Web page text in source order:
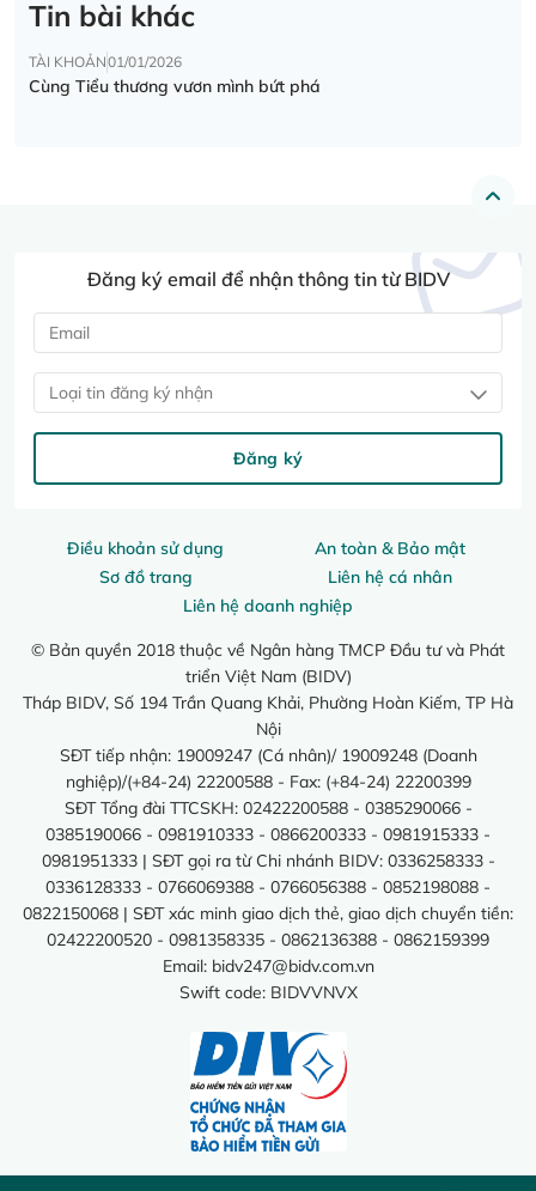
Tin bài khác
TÀI KHOẢN01/01/2026
Cùng Tiểu thương vươn mình bứt phá
Điều khoản sử dụng
An toàn & Bảo mật
Sơ đồ trang
Liên hệ cá nhân
Liên hệ doanh nghiệp
© Bản quyền 2018 thuộc về Ngân hàng TMCP Đầu tư và Phát
triển Việt Nam (BIDV)
Tháp BIDV, Số 194 Trần Quang Khải, Phường Hoàn Kiếm, TP Hà
Nội
SĐT tiếp nhận: 19009247 (Cá nhân)/ 19009248 (Doanh
nghiệp)/(+84-24) 22200588 - Fax: (+84-24) 22200399
SĐT Tổng đài TTCSKH: 02422200588 - 0385290066 -
0385190066 - 0981910333 - 0866200333 - 0981915333 -
0981951333 | SĐT gọi ra từ Chi nhánh BIDV: 0336258333 -
0336128333 - 0766069388 - 0766056388 - 0852198088 -
0822150068 | SĐT xác minh giao dịch thẻ, giao dịch chuyển tiền:
02422200520 - 0981358335 - 0862136388 - 0862159399
Email: bidv247@bidv.com.vn
Swift code: BIDVVNVX
Đăng ký email để nhận thông tin từ BIDV
Loại tin đăng ký nhận
Đăng ký